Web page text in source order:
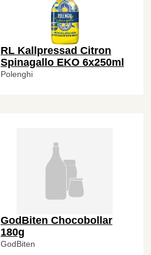
RL Kallpressad Citron
Spinagallo EKO 6x250ml
Polenghi
GodBiten Chocobollar
180g
GodBiten